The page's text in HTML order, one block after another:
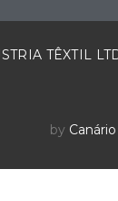
TÊXTIL
by